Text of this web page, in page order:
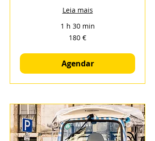
Leia mais
1 h 30 min
180 €
Agendar